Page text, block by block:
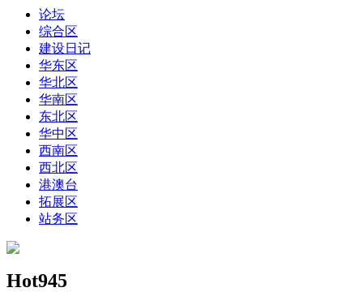
论坛
综合区
建设日记
华东区
华北区
华南区
东北区
华中区
西南区
西北区
港澳台
拓展区
站务区
Hot945